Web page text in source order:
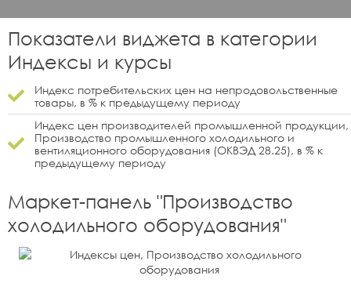
Показатели виджета в категории
Индексы и курсы
Индекс потребительских цен на непродовольственные
товары, в % к предыдущему периоду
Индекс цен производителей промышленной продукции,
Производство промышленного холодильного и
вентиляционного оборудования (ОКВЭД 28.25), в % к
предыдущему периоду
Маркет-панель "Производство
холодильного оборудования"